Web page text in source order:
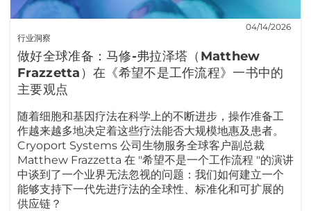
行业洞察
04/14/2026
做好全球准备：马修-弗拉泽塔（Matthew
Frazzetta）在《希望不是工作流程》一书中的
主要观点
随着细胞和基因疗法在科学上的不断进步，操作准备工
作越来越多地决定着这些疗法能否大规模地惠及患者。
Cryoport Systems 公司生物服务全球客户副总裁
Matthew Frazzetta 在 "希望不是一个工作流程 "的演讲
中谈到了一个业界无法忽视的问题：我们如何建立一个
能够支持下一代先进疗法的全球性、标准化和可扩展的
供应链？